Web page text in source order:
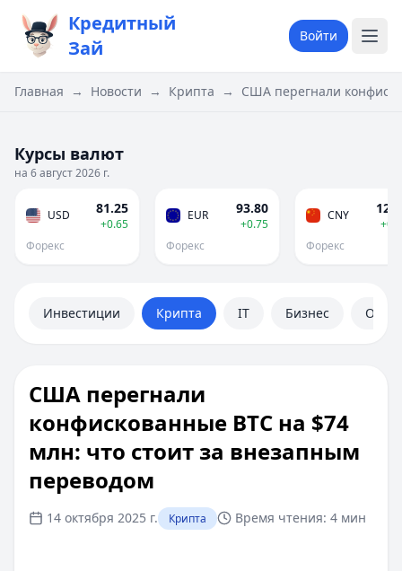
Кредитный
Зай
Войти
Главная → Новости → Крипта → США перегнали
Курсы валют
на 6 август 2026 г.
USD 81.25
+0.65
Форекс
EUR 93.80
+0.75
Форекс
CNY
Форекс
Инвестиции Крипта IT Бизнес
США перегнали
конфискованные BTC на $74
млн: что стоит за внезапным
переводом
14 октября 2025 г. Крипта Время чтения: 4 мин